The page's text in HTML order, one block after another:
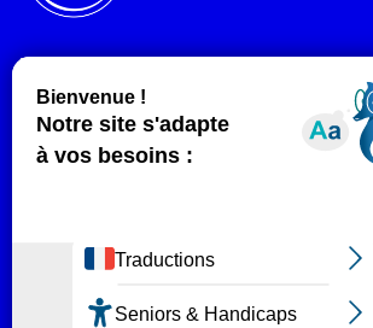
Liens utiles
Nos actualités
Nos publications
Contact
Espace
Espace